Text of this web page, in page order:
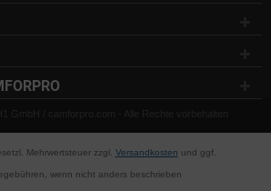
GmbH / camforpro.com - Alle Rechte vorbehalten
Mehrwertsteuer zzgl. Versandkosten und ggf.
wenn nicht anders beschrieben